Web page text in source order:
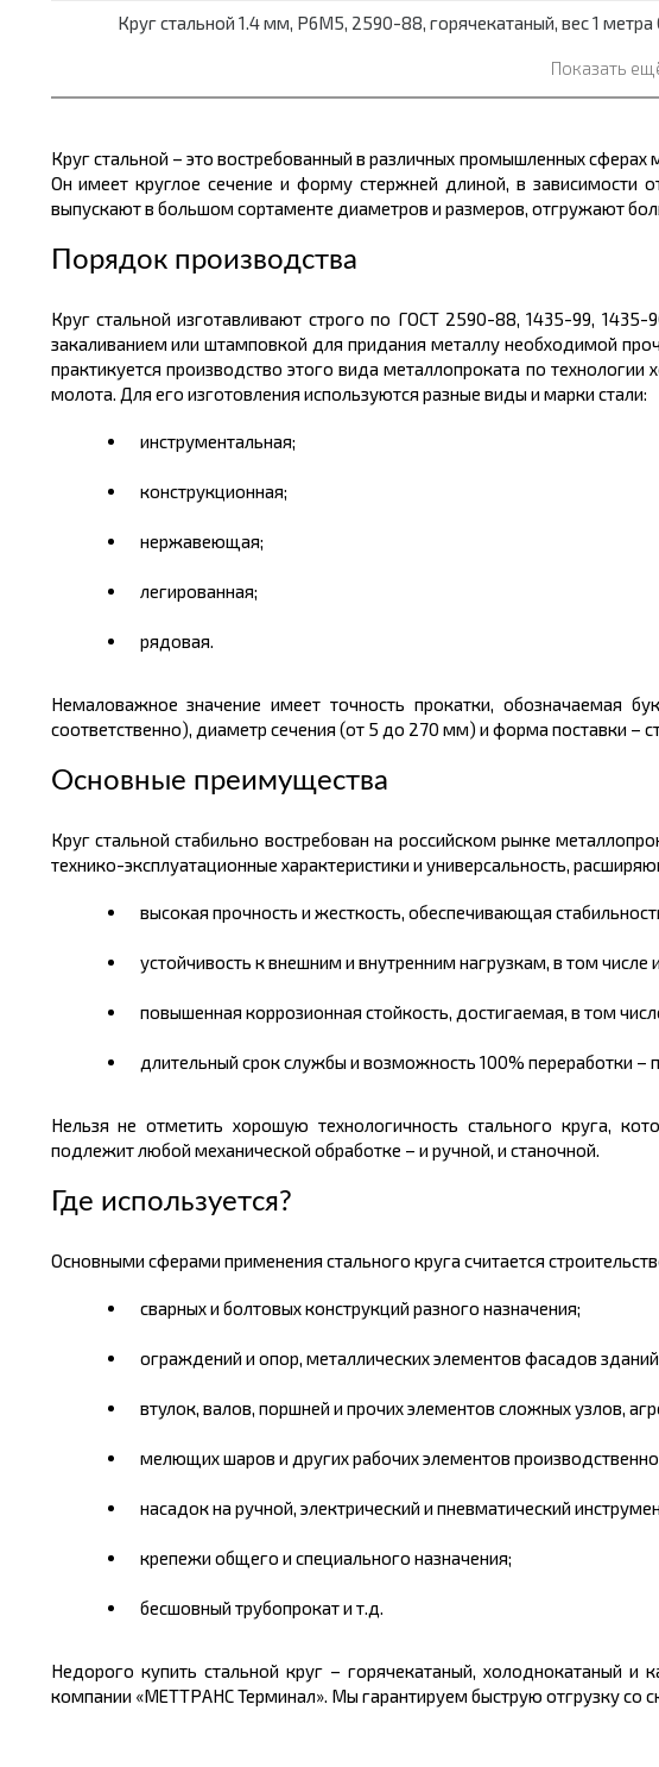
Круг стальной 1.4 мм, Р6М5, 2590-88, горячекатаный, вес 1 метра
Показать
Круг стальной – это востребованный в различных промышленных сферах
Он имеет круглое сечение и форму стержней длиной, в зависимости
выпускают в большом сортаменте диаметров и размеров, отгружают
Порядок производства
Круг стальной изготавливают строго по ГОСТ 2590-88, 1435-99,
закаливанием или штамповкой для придания металлу необходимой
практикуется производство этого вида металлопроката по
молота. Для его изготовления используются разные виды и марки стали:
инструментальная;
конструкционная;
нержавеющая;
легированная;
рядовая.
Немаловажное значение имеет точность прокатки, обозначаемая
соответственно), диаметр сечения (от 5 до 270 мм) и форма поставки –
Основные преимущества
Круг стальной стабильно востребован на российском рынке
технико-эксплуатационные характеристики и универсальность,
высокая прочность и жесткость, обеспечивающая
устойчивость к внешним и внутренним нагрузкам, в том числе
повышенная коррозионная стойкость, достигаемая, в том
длительный срок службы и возможность 100% переработки –
Нельзя не отметить хорошую технологичность стального круга,
подлежит любой механической обработке – и ручной, и станочной.
Где используется?
Основными сферами применения стального круга считается
сварных и болтовых конструкций разного назначения;
ограждений и опор, металлическихэлементов фасадов
втулок, валов, поршней и прочих элементов сложных узлов,
мелющих шаров и других рабочих элементов
насадок на ручной, электрический и пневматический
крепежи общего и специального назначения;
бесшовный трубопрокат и т.д.
Недорого купить стальной круг – горячекатаный, холоднокатаный
компании «МЕТТРАНС Терминал». Мы гарантируем быструю отгрузку со